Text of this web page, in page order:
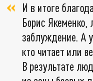
И в итоге
Борис
заблуждение. А
кто читает или
В результате